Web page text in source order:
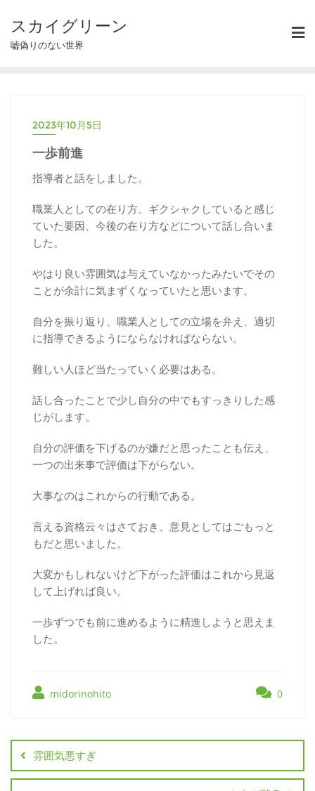
スカイグリーン
嘘偽りのない世界
2023年10月5日
一歩前進
指導者と話をしました。
職業人としての在り方、ギクシャクしていると感じ
ていた要因、今後の在り方などについて話し合いま
した。
やはり良い雰囲気は与えていなかったみたいでその
ことが余計に気まずくなっていたと思います。
自分を振り返り、職業人としての立場を弁え、適切
に指導できるようにならなければならない。
難しい人ほど当たっていく必要はある。
話し合ったことで少し自分の中でもすっきりした感
じがします。
自分の評価を下げるのが嫌だと思ったことも伝え、
一つの出来事で評価は下がらない。
大事なのはこれからの行動である。
言える資格云々はさておき、意見としてはごもっと
もだと思いました。
大変かもしれないけど下がった評価はこれから見返
して上げれば良い。
一歩ずつでも前に進めるように精進しようと思えま
した。
midorinohito 0
雰囲気悪すぎ